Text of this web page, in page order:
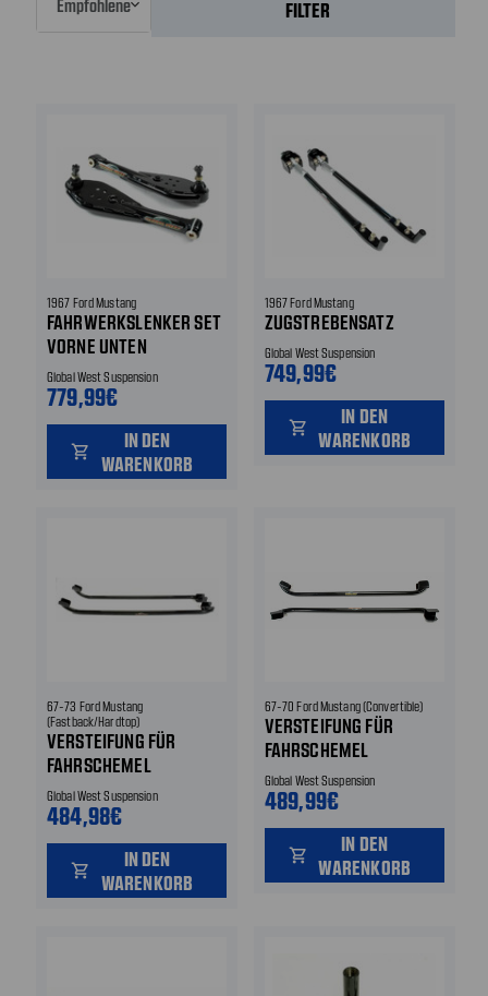
FILTER
1967 Ford Mustang
FAHRWERKSLENKER SET
VORNE UNTEN
Global West Suspension
779,99€
shopping_cart
IN DEN
WARENKORB
1967 Ford Mustang
ZUGSTREBENSATZ
Global West Suspension
749,99€
shopping_cart
IN DEN
WARENKORB
67-73 Ford Mustang
(Fastback/Hardtop)
VERSTEIFUNG FÜR
FAHRSCHEMEL
Global West Suspension
484,98€
shopping_cart
IN DEN
WARENKORB
67-70 Ford Mustang (Convertible)
VERSTEIFUNG FÜR
FAHRSCHEMEL
Global West Suspension
489,99€
shopping_cart
IN DEN
WARENKORB